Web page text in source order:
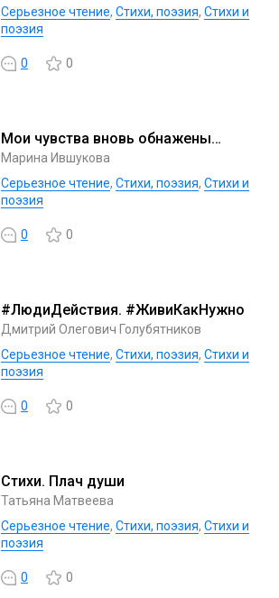
Серьезное чтение, Cтихи, поэзия, Стихи и
поэзия
0 0
Мои чувства вновь обнажены…
Марина Ившукова
Серьезное чтение, Cтихи, поэзия, Стихи и
поэзия
0 0
#ЛюдиДействия. #ЖивиКакНужно
Дмитрий Олегович Голубятников
Серьезное чтение, Cтихи, поэзия, Стихи и
поэзия
0 0
Стихи. Плач души
Татьяна Матвеева
Серьезное чтение, Cтихи, поэзия, Стихи и
поэзия
0 0